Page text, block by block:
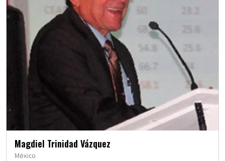
Magdiel Trinidad Vázquez
México